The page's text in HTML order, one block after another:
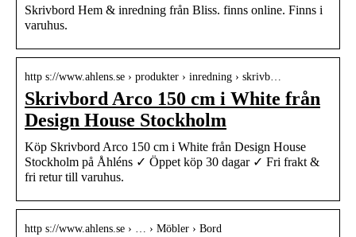
Skrivbord Hem & inredning från Bliss. finns online. Finns i
varuhus.
http s://www.ahlens.se › produkter › inredning › skrivb…
Skrivbord Arco 150 cm i White från
Design House Stockholm
Köp Skrivbord Arco 150 cm i White från Design House
Stockholm på Åhléns ✓ Öppet köp 30 dagar ✓ Fri frakt &
fri retur till varuhus.
http s://www.ahlens.se › … › Möbler › Bord